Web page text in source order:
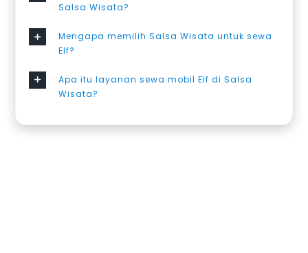
Salsa Wisata?
Mengapa memilih Salsa Wisata untuk sewa
Elf?
Apa itu layanan sewa mobil Elf di Salsa
Wisata?